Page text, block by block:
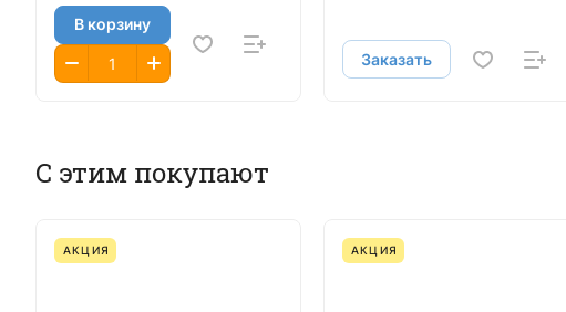
В корзину
Заказать
С этим покупают
АКЦИЯ АКЦИЯ